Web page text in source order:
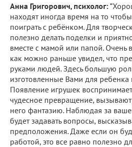
Анна Григорович, психолог: "
находят иногда время на то
поиграть с ребёнком. Для
полезно делать поделки и
вместе с мамой или папой. Очень
как можно раньше увидел, что
руками людей. Здесь большую
изготовленные Вами для ребенка
Появление игрушек
чудесное превращение, вызывают
него фантазию. Наблюдая за
будет задавать вопросы,
предположения. Даже если он
работой, это все равно полезно